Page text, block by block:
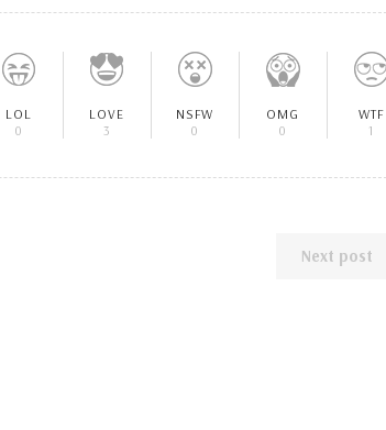
LOL
0
LOVE
3
NSFW
0
OMG
0
WTF
1
Next post